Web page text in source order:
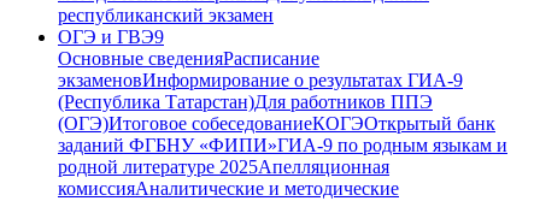
республиканский экзамен
ОГЭ и ГВЭ9
Основные сведенияРасписание
экзаменовИнформирование о результатах ГИА-9
(Республика Татарстан)Для работников ППЭ
(ОГЭ)Итоговое собеседованиеКОГЭОткрытый банк
заданий ФГБНУ «ФИПИ»ГИА-9 по родным языкам и
родной литературе 2025Апелляционная
комиссияАналитические и методические